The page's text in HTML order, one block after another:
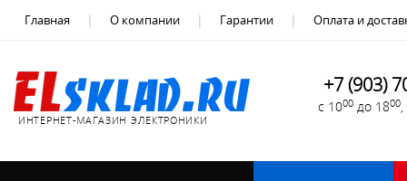
Главная О компании Гарантии Оплата и
ИНТЕРНЕТ-МАГАЗИН ЭЛЕКТРОНИКИ
+7 (903)
с 1000 до 1800